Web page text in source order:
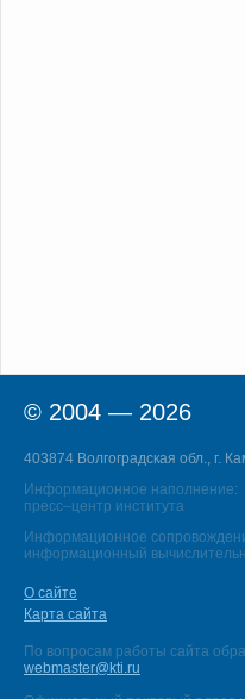
© 2004 — 2026
403874 Волгоградская обл., г.
Информационное наполнение:
пресс–центр института
Информационное
информационный
О сайте
Карта сайта
По вопросам работы сайта
webmaster@kti.ru